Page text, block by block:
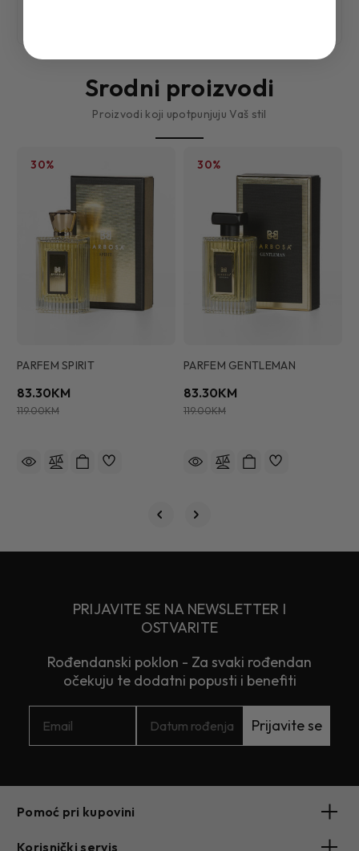
Srodni proizvodi
Proizvodi koji upotpunjuju Vaš stil
30%
PARFEM SPIRIT
83.30KM
119.00KM
30%
PARFEM GENTLEMAN
83.30KM
119.00KM
PRIJAVITE SE NA NEWSLETTER I
OSTVARITE
Rođendanski poklon - Za svaki rođendan
očekuju te dodatni popusti i benefiti
Prijavite se
Pomoć pri kupovini
Korisnički servis